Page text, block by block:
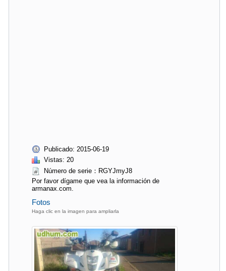
Publicado: 2015-06-19
Vistas: 20
Número de serie：RGYJmyJ8
Por favor dígame que vea la información de
armanax.com.
Fotos
Haga clic en la imagen para ampliarla